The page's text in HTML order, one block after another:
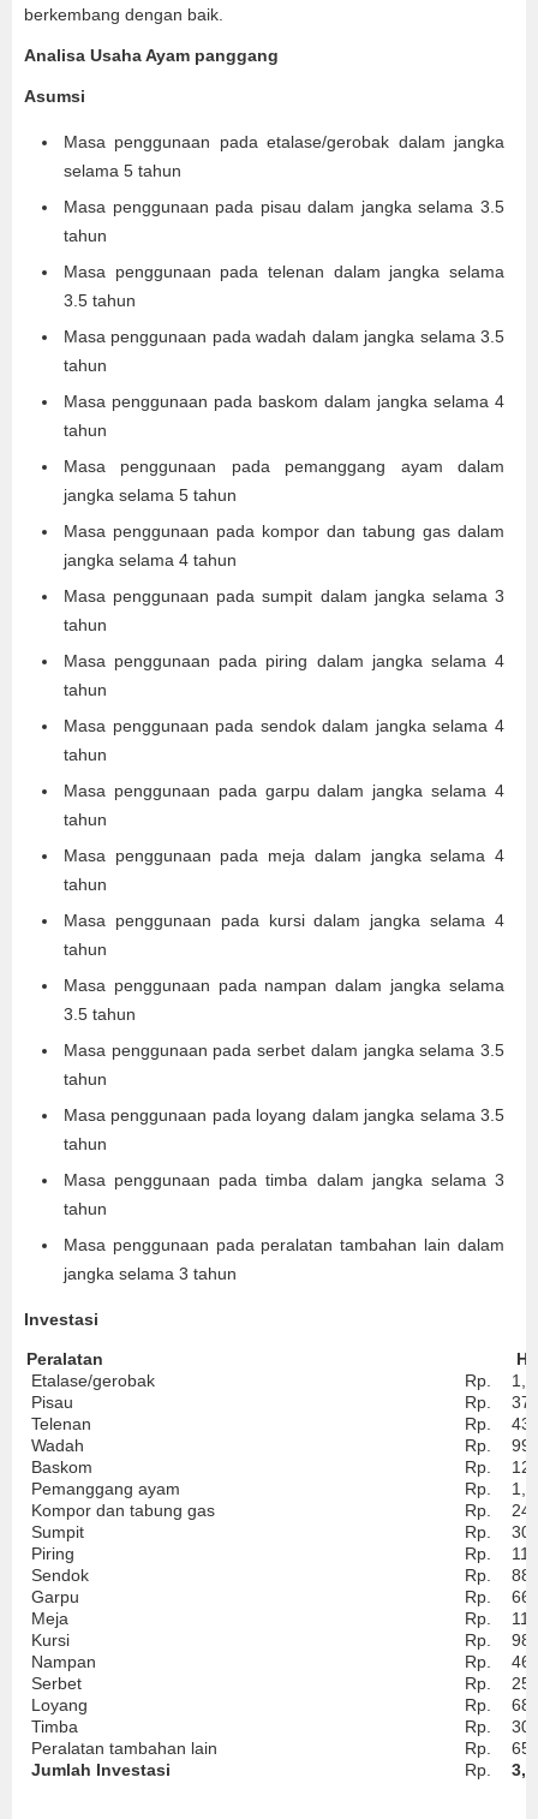
berkembang dengan baik.
Analisa Usaha Ayam panggang
Asumsi
Masa penggunaan pada etalase/gerobak dalam jangka
selama 5 tahun
Masa penggunaan pada pisau dalam jangka selama 3.5
tahun
Masa penggunaan pada telenan dalam jangka selama
3.5 tahun
Masa penggunaan pada wadah dalam jangka selama 3.5
tahun
Masa penggunaan pada baskom dalam jangka selama 4
tahun
Masa penggunaan pada pemanggang ayam dalam
jangka selama 5 tahun
Masa penggunaan pada kompor dan tabung gas dalam
jangka selama 4 tahun
Masa penggunaan pada sumpit dalam jangka selama 3
tahun
Masa penggunaan pada piring dalam jangka selama 4
tahun
Masa penggunaan pada sendok dalam jangka selama 4
tahun
Masa penggunaan pada garpu dalam jangka selama 4
tahun
Masa penggunaan pada meja dalam jangka selama 4
tahun
Masa penggunaan pada kursi dalam jangka selama 4
tahun
Masa penggunaan pada nampan dalam jangka selama
3.5 tahun
Masa penggunaan pada serbet dalam jangka selama 3.5
tahun
Masa penggunaan pada loyang dalam jangka selama 3.5
tahun
Masa penggunaan pada timba dalam jangka selama 3
tahun
Masa penggunaan pada peralatan tambahan lain dalam
jangka selama 3 tahun
Investasi
Peralatan
Etalase/gerobak
Rp.
Pisau
Rp.
Telenan
Rp.
Wadah
Rp.
Baskom
Rp.
Pemanggang ayam
Rp.
Kompor dan tabung gas
Rp.
Sumpit
Rp.
Piring
Rp.
Sendok
Rp.
Garpu
Rp.
Meja
Rp.
Kursi
Rp.
Nampan
Rp.
Serbet
Rp.
Loyang
Rp.
Timba
Rp.
Peralatan tambahan lain
Rp.
Jumlah Investasi
Rp.